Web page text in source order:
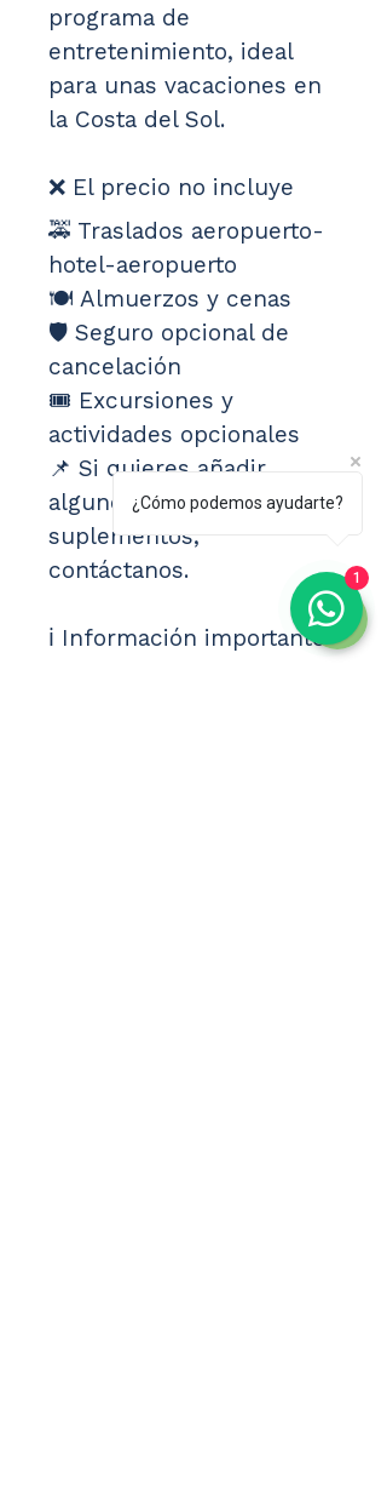
programa de
entretenimiento, ideal
para unas vacaciones en
la Costa del Sol.
❌ El precio no incluye
🚕 Traslados aeropuerto-
hotel-aeropuerto
🍽️ Almuerzos y cenas
🛡️ Seguro opcional de
cancelación
🎟️ Excursiones y
actividades opcionales
📌 Si quieres añadir
alguno de estos
suplementos,
contáctanos.
ℹ️ Información importante
¿Cómo podemos ayudarte?
1